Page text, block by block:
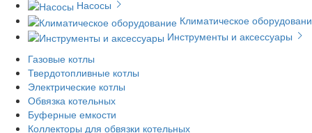
Насосы
Климатическое
Инструменты и аксессуары
Газовые котлы
Твердотопливные котлы
Электрические котлы
Обвязка котельных
Буферные емкости
Коллекторы для обвязки котельных